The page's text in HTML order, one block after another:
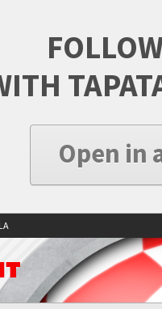
Open in